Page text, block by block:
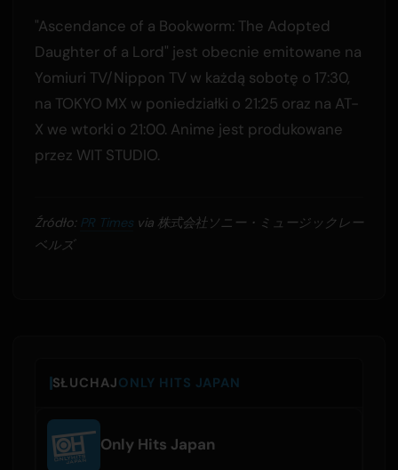
"Ascendance of a Bookworm: The Adopted
Daughter of a Lord" jest obecnie emitowane na
Yomiuri TV/Nippon TV w każdą sobotę o 17:30,
na TOKYO MX w poniedziałki o 21:25 oraz na AT-
X we wtorki o 21:00. Anime jest produkowane
przez WIT STUDIO.
Źródło: PR Timesvia 株式会社ソニー・ミュージックレー
ベルズ
SŁUCHAJONLY HITS JAPAN
Only Hits Japan